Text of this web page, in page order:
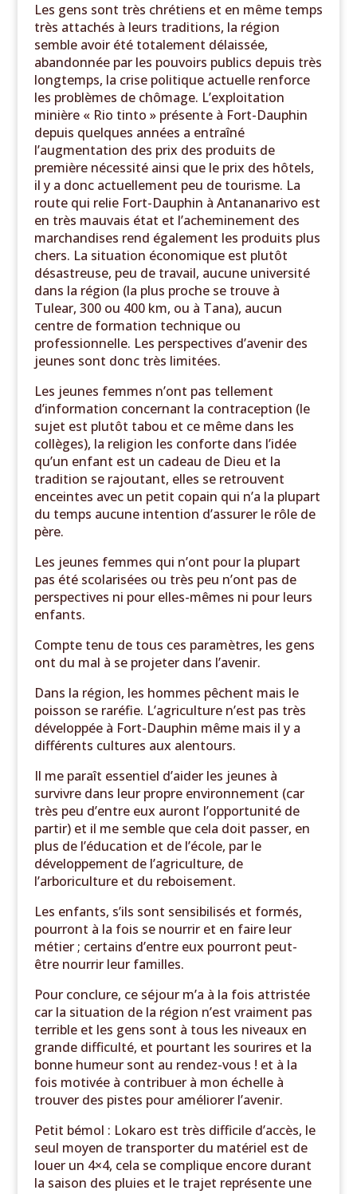
Les gens sont très chrétiens et en même temps
très attachés à leurs traditions, la région
semble avoir été totalement délaissée,
abandonnée par les pouvoirs publics depuis très
longtemps, la crise politique actuelle renforce
les problèmes de chômage. L’exploitation
minière « Rio tinto » présente à Fort-Dauphin
depuis quelques années a entraîné
l’augmentation des prix des produits de
première nécessité ainsi que le prix des hôtels,
il y a donc actuellement peu de tourisme. La
route qui relie Fort-Dauphin à Antananarivo est
en très mauvais état et l’acheminement des
marchandises rend également les produits plus
chers. La situation économique est plutôt
désastreuse, peu de travail, aucune université
dans la région (la plus proche se trouve à
Tulear, 300 ou 400 km, ou à Tana), aucun
centre de formation technique ou
professionnelle. Les perspectives d’avenir des
jeunes sont donc très limitées.
Les jeunes femmes n’ont pas tellement
d’information concernant la contraception (le
sujet est plutôt tabou et ce même dans les
collèges), la religion les conforte dans l’idée
qu’un enfant est un cadeau de Dieu et la
tradition se rajoutant, elles se retrouvent
enceintes avec un petit copain qui n’a la plupart
du temps aucune intention d’assurer le rôle de
père.
Les jeunes femmes qui n’ont pour la plupart
pas été scolarisées ou très peu n’ont pas de
perspectives ni pour elles-mêmes ni pour leurs
enfants.
Compte tenu de tous ces paramètres, les gens
ont du mal à se projeter dans l’avenir.
Dans la région, les hommes pêchent mais le
poisson se raréfie. L’agriculture n’est pas très
développée à Fort-Dauphin même mais il y a
différents cultures aux alentours.
Il me paraît essentiel d’aider les jeunes à
survivre dans leur propre environnement (car
très peu d’entre eux auront l’opportunité de
partir) et il me semble que cela doit passer, en
plus de l’éducation et de l’école, par le
développement de l’agriculture, de
l’arboriculture et du reboisement.
Les enfants, s’ils sont sensibilisés et formés,
pourront à la fois se nourrir et en faire leur
métier ; certains d’entre eux pourront peut-
être nourrir leur familles.
Pour conclure, ce séjour m’a à la fois attristée
car la situation de la région n’est vraiment pas
terrible et les gens sont à tous les niveaux en
grande difficulté, et pourtant les sourires et la
bonne humeur sont au rendez-vous ! et à la
fois motivée à contribuer à mon échelle à
trouver des pistes pour améliorer l’avenir.
Petit bémol : Lokaro est très difficile d’accès, le
seul moyen de transporter du matériel est de
louer un 4×4, cela se complique encore durant
la saison des pluies et le trajet représente une